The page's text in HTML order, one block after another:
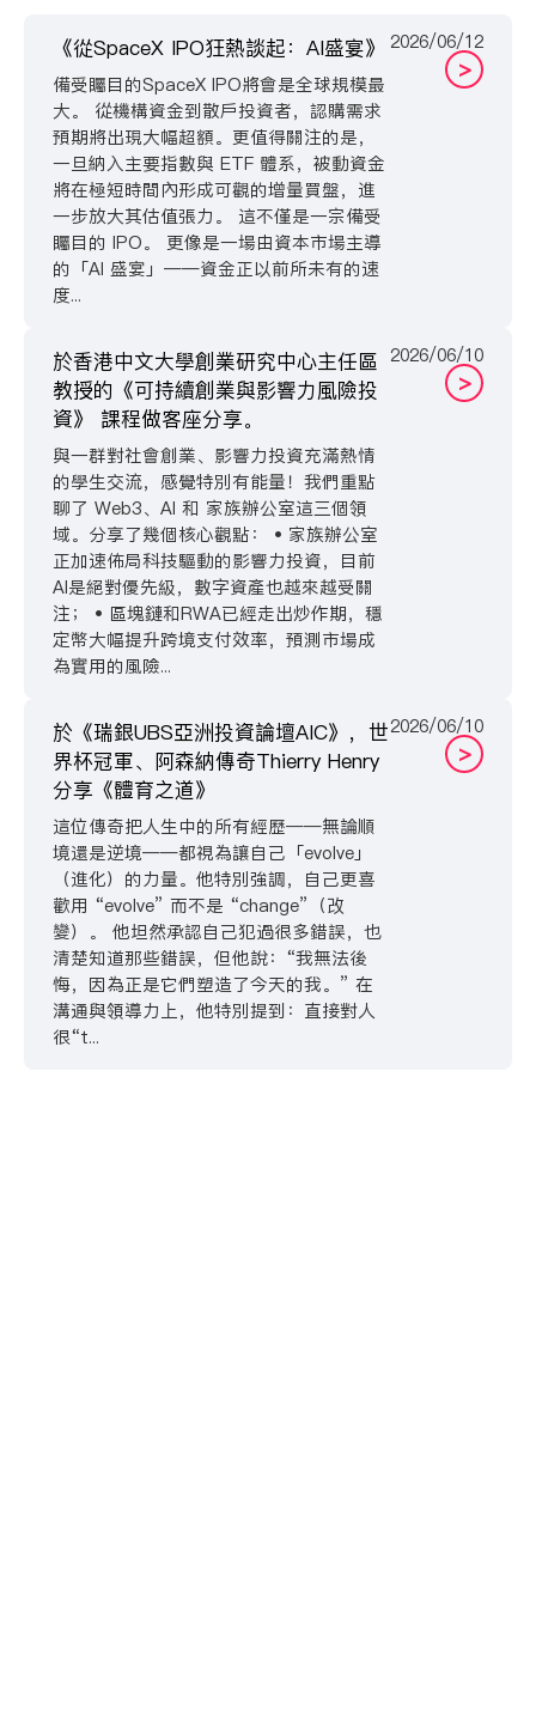
《從SpaceX IPO狂熱談起：AI盛宴》
備受矚目的SpaceX IPO將會是全球規模最
大。 從機構資金到散戶投資者，認購需求
預期將出現大幅超額。更值得關注的是，
一旦納入主要指數與 ETF 體系，被動資金
將在極短時間內形成可觀的增量買盤，進
一步放大其估值張力。 這不僅是一宗備受
矚目的 IPO。 更像是一場由資本市場主導
的「AI 盛宴」——資金正以前所未有的速
度...
2026/06/12
>
於香港中文大學創業研究中心主任區
教授的《可持續創業與影響力風險投
資》 課程做客座分享。
與一群對社會創業、影響力投資充滿熱情
的學生交流，感覺特別有能量！我們重點
聊了 Web3、AI 和 家族辦公室這三個領
域。分享了幾個核心觀點： • 家族辦公室
正加速佈局科技驅動的影響力投資，目前
AI是絕對優先級，數字資產也越來越受關
注； • 區塊鏈和RWA已經走出炒作期，穩
定幣大幅提升跨境支付效率，預測市場成
為實用的風險...
2026/06/10
>
於《瑞銀UBS亞洲投資論壇AIC》，世
界杯冠軍、阿森納傳奇Thierry Henry
分享《體育之道》
這位傳奇把人生中的所有經歷——無論順
境還是逆境——都視為讓自己「evolve」
（進化）的力量。他特別強調，自己更喜
歡用 “evolve” 而不是 “change”（改
變）。 他坦然承認自己犯過很多錯誤，也
清楚知道那些錯誤，但他說：“我無法後
悔，因為正是它們塑造了今天的我。” 在
溝通與領導力上，他特別提到：直接對人
很“t...
2026/06/10
>